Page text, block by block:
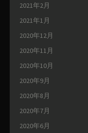
2021年2月
2021年1月
2020年12月
2020年11月
2020年10月
2020年9月
2020年8月
2020年7月
2020年6月